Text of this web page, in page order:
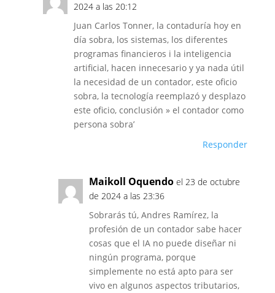
2024 a las 20:12
Juan Carlos Tonner, la contaduría hoy en
día sobra, los sistemas, los diferentes
programas financieros i la inteligencia
artificial, hacen innecesario y ya nada útil
la necesidad de un contador, este oficio
sobra, la tecnología reemplazó y desplazo
este oficio, conclusión » el contador como
persona sobra’
Responder
Maikoll Oquendo el 23 de octubre
de 2024 a las 23:36
Sobrarás tú, Andres Ramírez, la
profesión de un contador sabe hacer
cosas que el IA no puede diseñar ni
ningún programa, porque
simplemente no está apto para ser
vivo en algunos aspectos tributarios,